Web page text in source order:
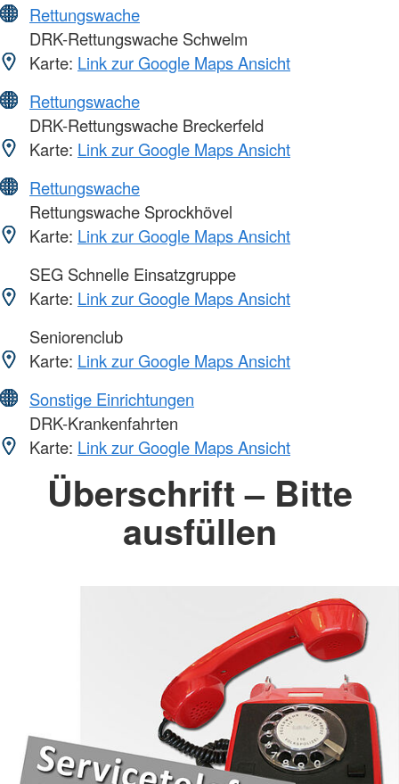
Rettungswache
DRK-Rettungswache Schwelm
Karte: Link zur Google Maps Ansicht
Rettungswache
DRK-Rettungswache Breckerfeld
Karte: Link zur Google Maps Ansicht
Rettungswache
Rettungswache Sprockhövel
Karte: Link zur Google Maps Ansicht
SEG Schnelle Einsatzgruppe
Karte: Link zur Google Maps Ansicht
Seniorenclub
Karte: Link zur Google Maps Ansicht
Sonstige Einrichtungen
DRK-Krankenfahrten
Karte: Link zur Google Maps Ansicht
Überschrift – Bitte
ausfüllen